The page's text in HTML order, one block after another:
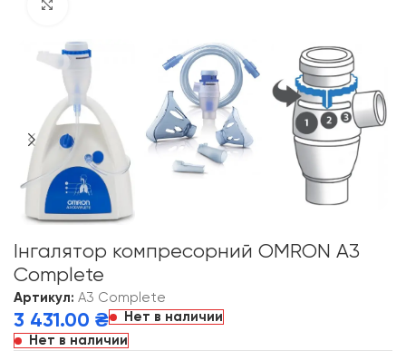
Інгалятор компресорний OMRON A3
Complete
Артикул: A3 Complete
3 431.00 ₴
Нет в наличии
Нет в наличии